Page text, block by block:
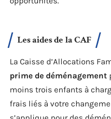
Les aides de la CAF
La Caisse d’Allocations
prime de déménagement
moins trois enfants à
frais liés à votre